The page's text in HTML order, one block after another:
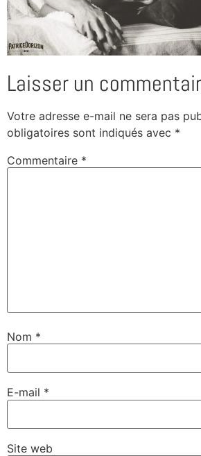
Laisser un
Votre adresse e-mail ne sera pas
obligatoires sont indiqués avec *
Commentaire *
Nom *
E-mail *
Site web